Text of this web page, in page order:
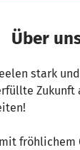
Über
stark
Zukunft
fröhlichem